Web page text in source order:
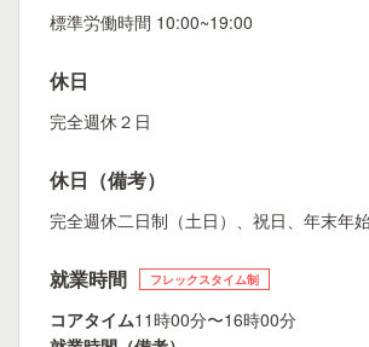
標準労働時間 10:00~19:00
休日
完全週休２日
休日（備考）
完全週休二日制（土日）、祝日、年末年
就業時間 フレックスタイム制
コアタイム11時00分〜16時00分